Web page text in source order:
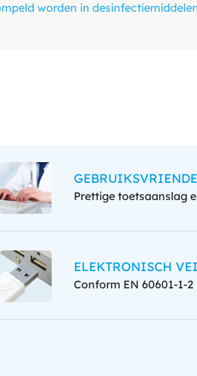
worden in
Prettige toetsaanslag
ELEKTRONISCH
Conform EN 60601-1-2